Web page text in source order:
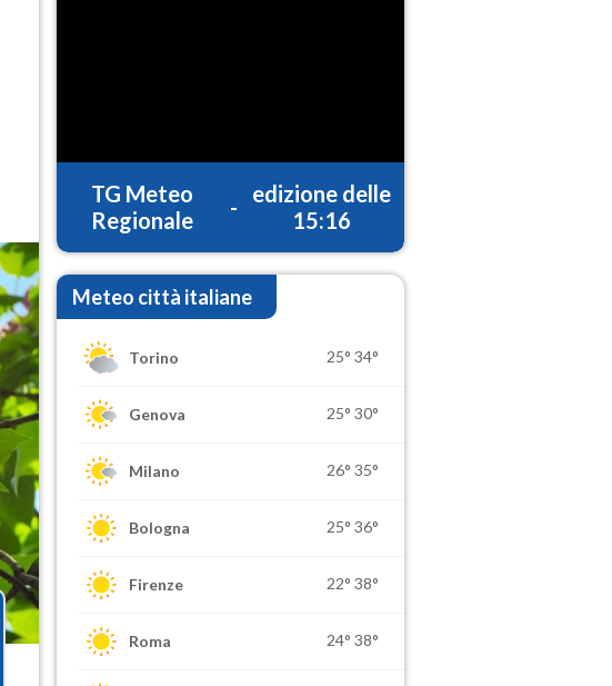
TG Meteo
Regionale
-
edizione delle
15:16
Meteo città italiane
Torino 25° 34°
Genova 25° 30°
Milano 26° 35°
Bologna 25° 36°
Firenze 22° 38°
Roma 24° 38°